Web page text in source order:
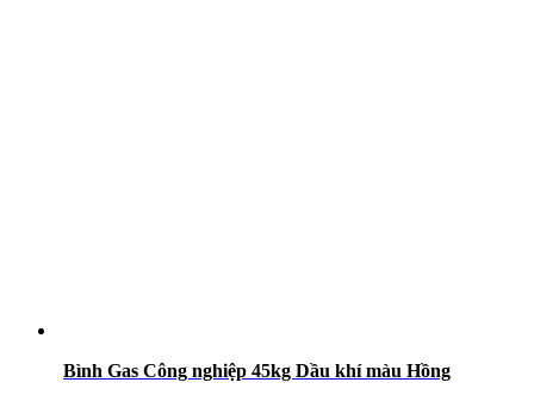
Bình Gas Công nghiệp 45kg Dầu khí màu Hồng